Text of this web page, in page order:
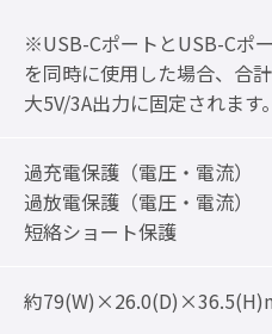
※USB-CポートとUSB-Cポ
を同時に使用した場合、合
大5V/3A出力に固定されます
過充電保護（電圧・電流）
過放電保護（電圧・電流）
短絡ショート保護
約